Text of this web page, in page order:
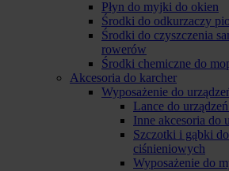
Płyn do myjki do okien
Środki do odkurzaczy
Środki do czyszczenia
rowerów
Środki chemiczne do
Akcesoria do karcher
Wyposażenie do
Lance do
Inne akcesoria do
Szczotki i gąbki
ciśnieniowych
Wyposażenie do